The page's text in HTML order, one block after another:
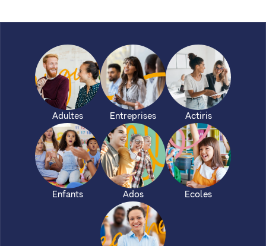
Adultes Entreprises Actiris
Enfants Ados Ecoles